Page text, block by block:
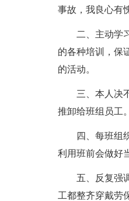
事故，我良心有
二、主动学
的各种培训，保
的活动。
三、本人决
推卸给班组员工。
四、每班组
利用班前会做好
五、反复强
工都整齐穿戴劳